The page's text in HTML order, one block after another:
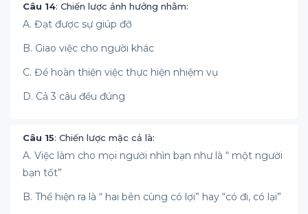
Câu 14: Chiến lược ảnh hưởng nhằm:
A. Đạt được sự giúp đỡ
B. Giao việc cho người khác
C. Để hoàn thiện việc thực hiện nhiệm vụ
D. Cả 3 câu đều đúng
Câu 15: Chiến lược mặc cả là:
A. Việc làm cho mọi người nhìn bạn như là “ một người
bạn tốt”
B. Thể hiện ra là “ hai bên cùng có lợi” hay “có đi, có lại”